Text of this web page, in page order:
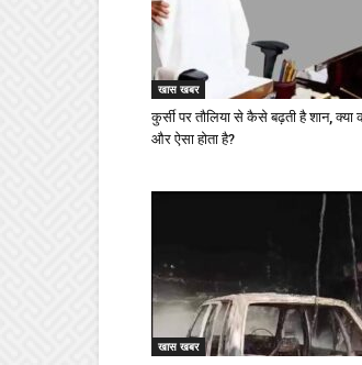
खास खबर
कुर्सी पर तौलिया से कैसे बढ़ती है शान, क्या
और ऐसा होता है?
खास खबर